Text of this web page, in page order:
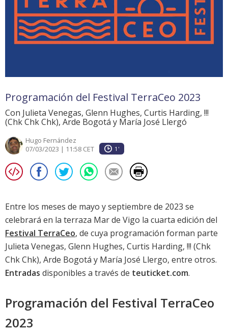
Programación del Festival TerraCeo 2023
Con Julieta Venegas, Glenn Hughes, Curtis Harding, !!!
(Chk Chk Chk), Arde Bogotá y María José Llergó
Hugo Fernández
07/03/2023 | 11:58 CET
1'
Entre los meses de mayo y septiembre de 2023 se
celebrará en la terraza Mar de Vigo la cuarta edición del
Festival TerraCeo, de cuya programación forman parte
Julieta Venegas, Glenn Hughes, Curtis Harding, !!! (Chk
Chk Chk), Arde Bogotá y María José Llergo, entre otros.
Entradas disponibles a través de teuticket.com.
Programación del Festival TerraCeo
2023